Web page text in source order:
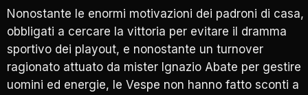
Nonostante le enormi motivazioni dei padroni di casa,
obbligati a cercare la vittoria per evitare il dramma
sportivo dei playout, e nonostante un turnover
ragionato attuato da mister Ignazio Abate per gestire
uomini ed energie, le Vespe non hanno fatto sconti a